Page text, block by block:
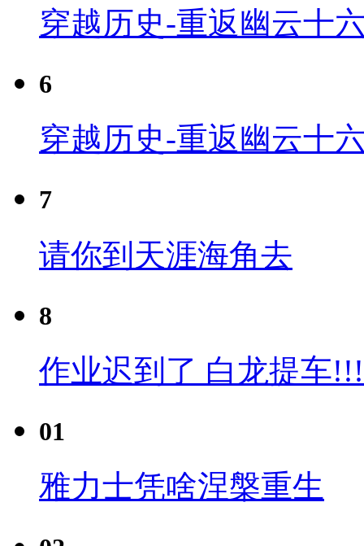
穿越历史-重返幽云十
6
穿越历史-重返幽云十
7
请你到天涯海角去
8
作业迟到了 白龙提车
01
雅力士凭啥涅槃重生